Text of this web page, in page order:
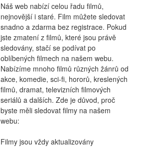
Náš web nabízí celou řadu filmů,
nejnovější i staré. Film můžete sledovat
snadno a zdarma bez registrace. Pokud
jste zmatení z filmů, které jsou právě
sledovány, stačí se podívat po
oblíbených filmech na našem webu.
Nabízíme mnoho filmů různých žánrů od
akce, komedie, sci-fi, hororů, kreslených
filmů, dramat, televizních filmových
seriálů a dalších. Zde je důvod, proč
byste měli sledovat filmy na našem
webu:
Filmy jsou vždy aktualizovány